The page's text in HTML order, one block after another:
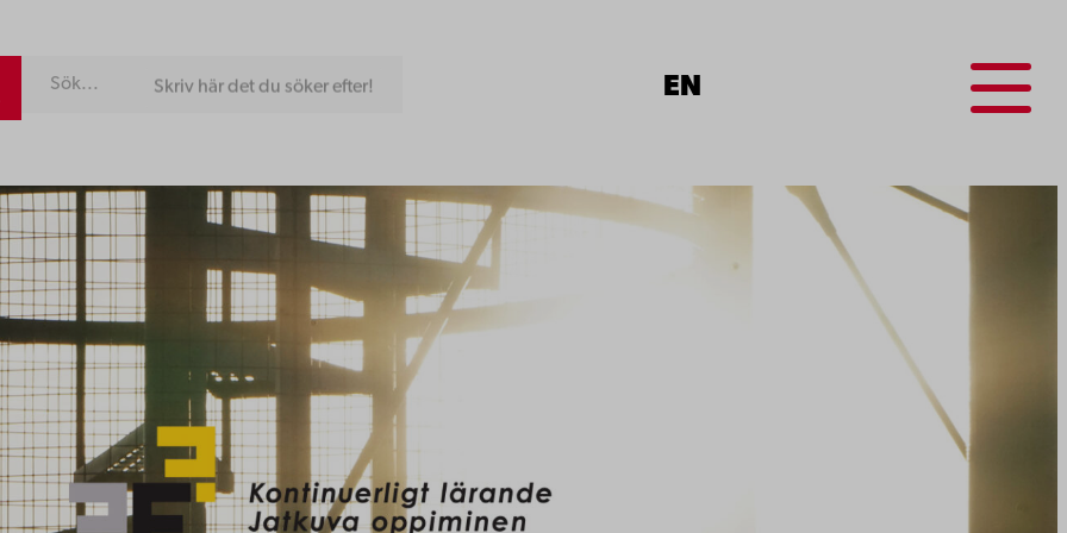
Skriv här det du söker efter! EN
Menu